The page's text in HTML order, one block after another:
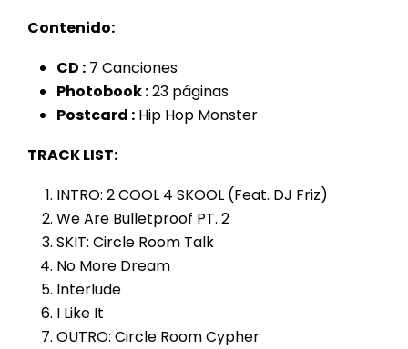
Contenido:
CD : 7 Canciones
Photobook :23 páginas
Postcard : Hip Hop Monster
TRACK LIST:
INTRO: 2 COOL 4 SKOOL (Feat. DJ Friz)
We Are Bulletproof PT. 2
SKIT: Circle Room Talk
No More Dream
Interlude
I Like It
OUTRO: Circle Room Cypher